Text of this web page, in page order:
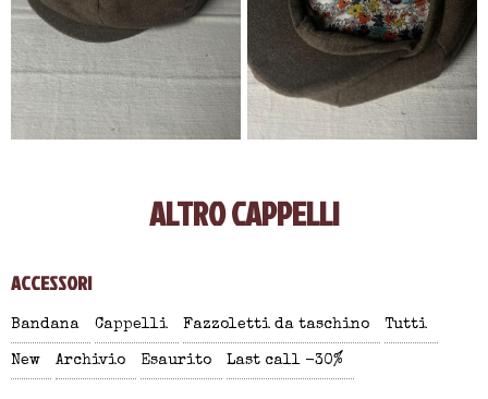
ALTRO CAPPELLI
ACCESSORI
Bandana Cappelli Fazzoletti da taschino Tutti
New Archivio Esaurito Last call -30%